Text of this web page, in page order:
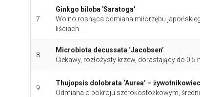
7
Ginkgo biloba 'Saratoga'
Wolno rosnąca odmiana miłorzębu
liściach.
8
Microbiota decussata ‘Jacobsen’
Ciekawy, rozłożysty krzew, dorastający do
9
Thujopsis dolobrata ‘Aurea’ –
Odmiana o pokroju szerokostożkowym,